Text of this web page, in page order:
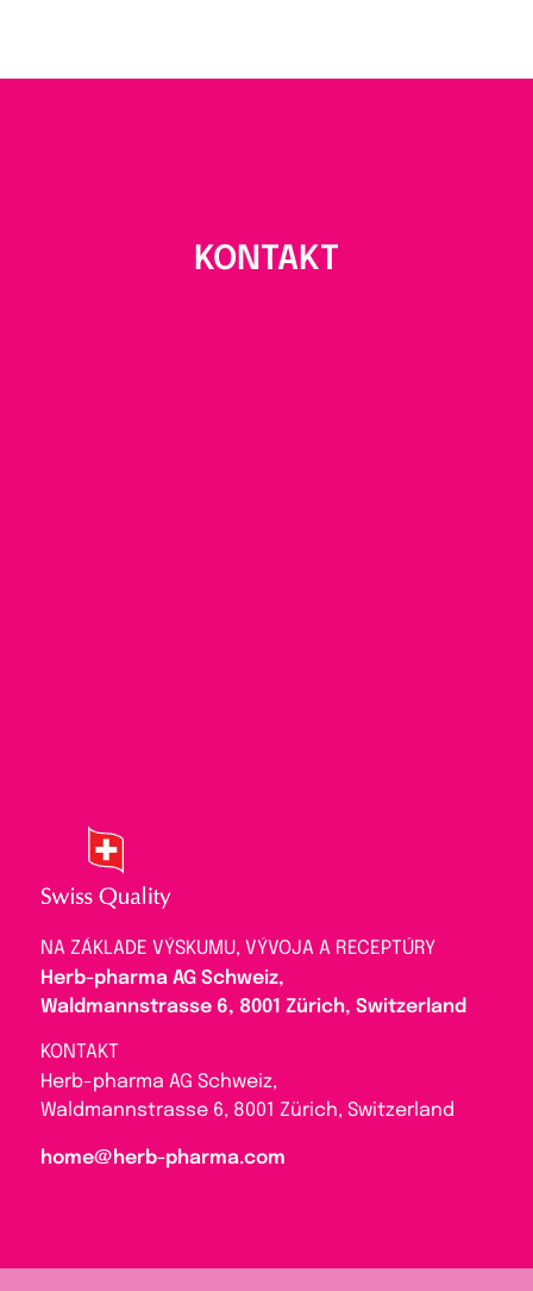
KONTAKT
NA ZÁKLADE VÝSKUMU, VÝVOJA A RECEPTÚRY
Herb-pharma AG Schweiz,
Waldmannstrasse 6, 8001 Zürich, Switzerland
KONTAKT
Herb-pharma AG Schweiz,
Waldmannstrasse 6, 8001 Zürich, Switzerland
home@herb-pharma.com